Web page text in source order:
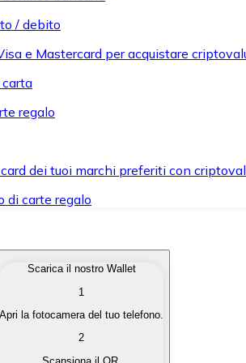
/ debito
e Mastercard per acquistare
regalo
dei tuoi marchi preferiti con
di carte regalo
che ti interessano in modo
criptovalute in valuta fiat quando ne hai
Scarica il nostro Wallet
1
Apri la fotocamera del tuo telefono.
2